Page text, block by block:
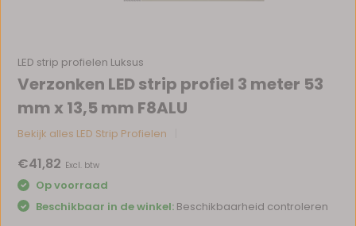
LED strip profielen Luksus
Verzonken LED strip profiel 3 meter 53
mm x 13,5 mm F8ALU
Bekijk alles LED Strip Profielen
€41,82 Excl. btw
Op voorraad
Beschikbaar in de winkel: Beschikbaarheid controleren